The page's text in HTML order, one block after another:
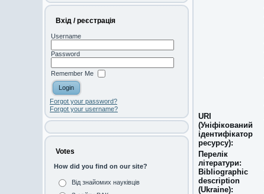
Вхід / реєстрація
Username
Password
Remember Me
Forgot your password?
Forgot your username?
Votes
How did you find on our site?
Від знайомих науківців
URI
(Уніфікований
ідентифікатор
ресурсу):
Перелік
літератури:
Bibliographic
description
(Ukraine):